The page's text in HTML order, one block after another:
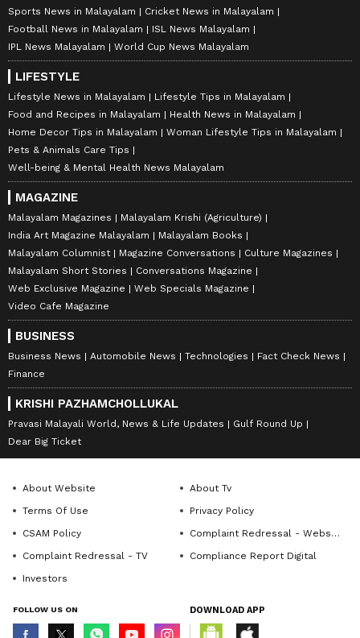
Sports News in Malayalam
Cricket News in Malayalam
Football News in Malayalam
ISL News Malayalam
IPL News Malayalam
World Cup News Malayalam
LIFESTYLE
Lifestyle News in Malayalam
Lifestyle Tips in Malayalam
Food and Recipes in Malayalam
Health News in Malayalam
Home Decor Tips in Malayalam
Woman Lifestyle Tips in Malayalam
Pets & Animals Care Tips
Well-being & Mental Health News Malayalam
MAGAZINE
Malayalam Magazines
Malayalam Krishi (Agriculture)
India Art Magazine Malayalam
Malayalam Books
Malayalam Columnist
Magazine Conversations
Culture Magazines
Malayalam Short Stories
Conversations Magazine
Web Exclusive Magazine
Web Specials Magazine
Video Cafe Magazine
BUSINESS
Business News Automobile News Technologies
Fact Check News
Finance
KRISHI PAZHAMCHOLLUKAL
Pravasi Malayali World, News & Life Updates
Gulf Round Up
Dear Big Ticket
About Website
About Tv
Terms Of Use
Privacy Policy
CSAM Policy
Complaint Redressal - Website
Complaint Redressal - TV
Compliance Report Digital
Investors
FOLLOW US ON DOWNLOAD APP